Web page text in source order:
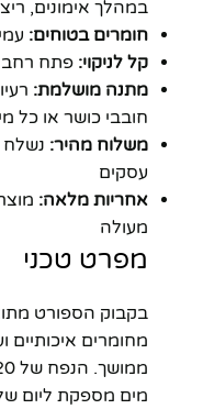
במהלך אימונים,
חומרים בטוחים:
קל לניקוי: פתח רחב
מתנה מושלמת:
חובבי כושר או כל
משלוח מהיר:
עסקים
אחריות מלאה:
מעולה
מפרט טכני
מחומרים איכותיים
מים מספקת ליום